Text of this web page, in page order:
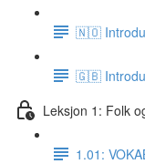
🇳🇴
🇬🇧
Leksjon 1: Folk
1.01: